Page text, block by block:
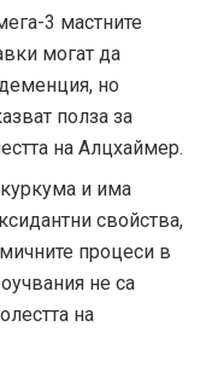
3 мастните
могат да
но
полза за
на Алцхаймер.
и има
свойства,
процеси в
не са
на